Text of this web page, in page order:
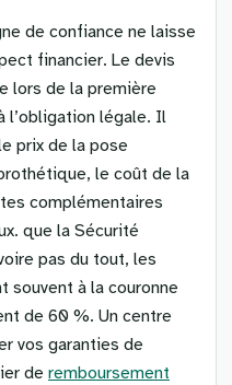
de confiance ne laisse
financier. Le devis
lors de la première
l’obligation légale. Il
prix de la pose
le coût de la
complémentaires
que la Sécurité
pas du tout, les
souvent à la couronne
de 60 %. Un centre
vos garanties de
de remboursement